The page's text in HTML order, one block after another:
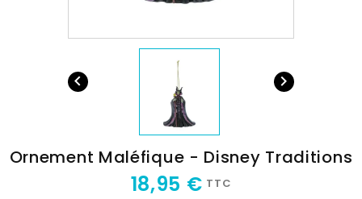
 
Ornement Maléfique - Disney Traditions
18,95 € TTC